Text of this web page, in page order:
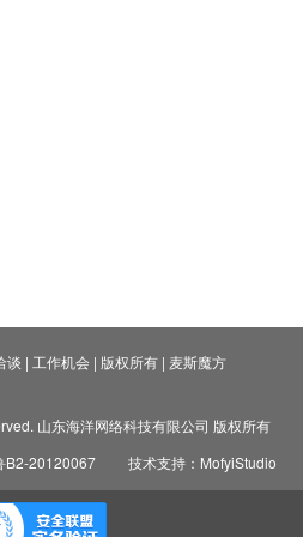
谈 | 工作机会| 版权所有| 麦斯魔方
山东海洋网络科技有限公司 版权所有
B2-20120067 技术支持：MofyiStudio